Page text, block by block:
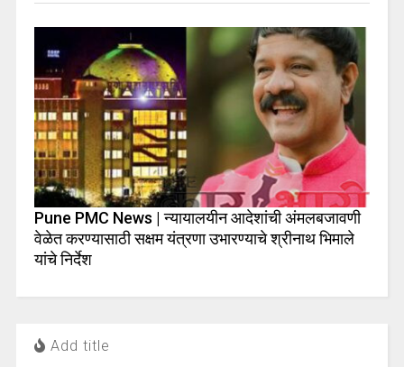
Pune PMC News | न्यायालयीन आदेशांची अंमलबजावणी
वेळेत करण्यासाठी सक्षम यंत्रणा उभारण्याचे श्रीनाथ भिमाले
यांचे निर्देश
Add title